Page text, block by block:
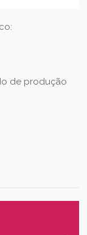
de produção